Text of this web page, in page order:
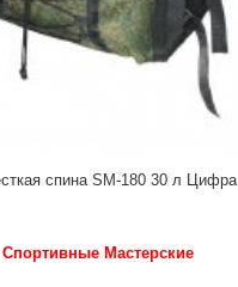
2 жесткая спина SM-180 30 л Цифра
Спортивные Мастерские